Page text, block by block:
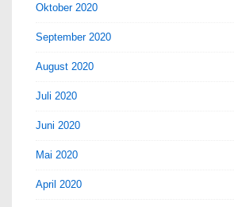
Oktober 2020
September 2020
August 2020
Juli 2020
Juni 2020
Mai 2020
April 2020